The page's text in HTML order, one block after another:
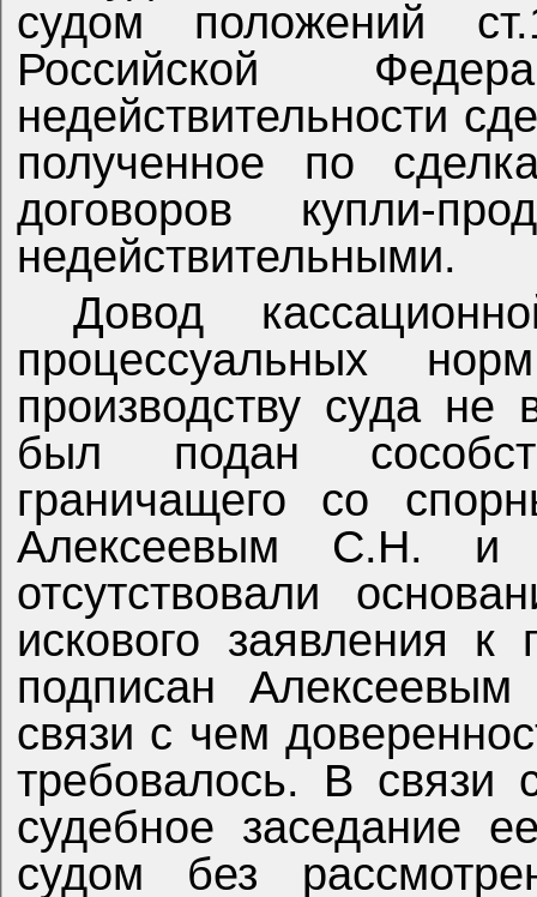
судом положений
Российской
недействительности
полученное по
договоров купли-
недействительными.
Довод
процессуальных
производству суда
был подан
граничащего со
Алексеевым С.Н.
отсутствовали
искового заявления
подписан
связи с чем
требовалось. В
судебное заседание
судом без